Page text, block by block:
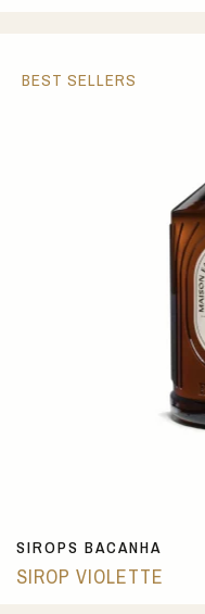
SIROPS BACANHA
SIROP VIOLETTE
BEST SELLERS